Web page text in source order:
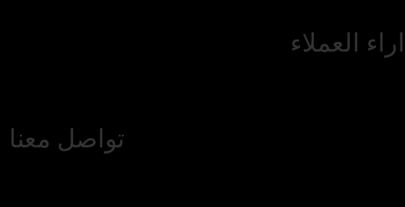
اراء العملاء
تواصل معنا